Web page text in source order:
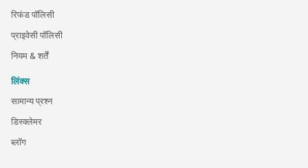
रिफंड पॉलिसी
प्राइवेसी पॉलिसी
नियम & शर्तें
लिंक्स
सामान्य प्रश्न
डिस्क्लेमर
ब्लॉग